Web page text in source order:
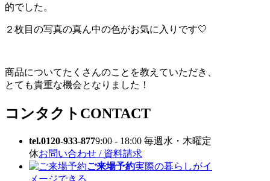
的でした。
２枚目の写真の真ん中の色がお気に入りです🤍
商品についてたくさんのことを教えていただき、
とても貴重な機会となりました！
コンタクト CONTACT
tel.0120-933-8779:00 - 18:00 毎週水・木曜定
休お問い合わせ / 資料請求
ご来場予約実際の暮らしがイ
メージできる